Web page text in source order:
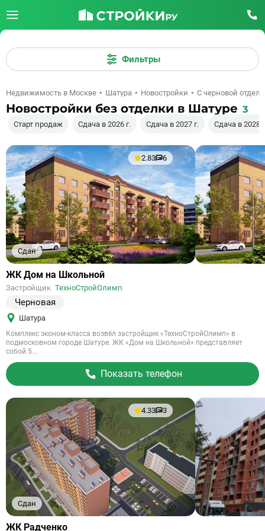
Фильтры
Недвижимость в Москве Шатура Новостройки С черновой
Новостройки без отделки в Шатуре 3
Старт продаж Сдача в 2026 г. Сдача в 2027 г. Сдача в 2028
Сдан
2.83 6
Ссылка
объект
ЖК Дом на Школьной
Застройщик ТехноСтройОлимп
Черновая
Шатура
Комплекс эконом-класса возвёл застройщик «ТехноСтройОлимп» в
подмосковном городе Шатуре. ЖК «Дом на Школьной» представляет
собой 5...
Показать телефон
Сдан
4.33 3
Ссылка
ЖК Радченко